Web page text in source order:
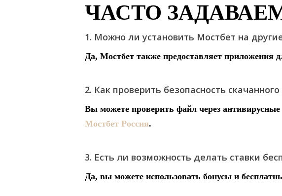
ЧАСТО
1. Можно ли установить Мостбет на
Да, Мостбет также предоставляет приложения
2. Как проверить безопасность
Вы можете проверить файл через
Мостбет Россия.
3. Есть ли возможность делать ставки
Да, вы можете использовать бонусы и